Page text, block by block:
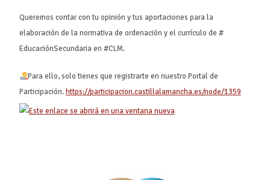
Queremos contar con tu opinión y tus aportaciones para la
elaboración de la normativa de ordenación y el currículo de #
EducaciónSecundaria en #CLM.
Para ello, solo tienes que registrarte en nuestro Portal de
Participación.https://participacion.castillalamancha.es/node/1359